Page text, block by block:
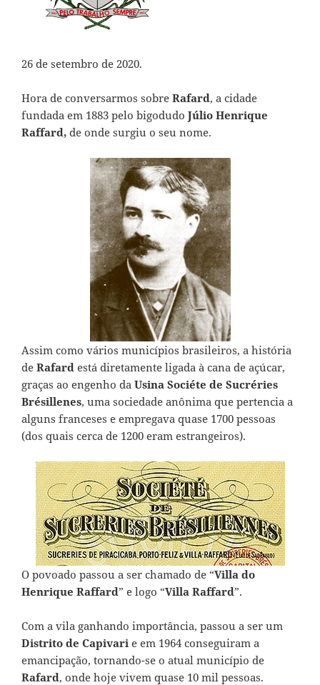
26 de setembro de 2020.
Hora de conversarmos sobre Rafard, a cidade
fundada em 1883 pelo bigodudo Júlio Henrique
Raffard, de onde surgiu o seu nome.
Assim como vários municípios brasileiros, a história
de Rafard está diretamente ligada à cana de açúcar,
graças ao engenho da Usina Sociéte de Sucréries
Brésillenes, uma sociedade anônima que pertencia a
alguns franceses e empregava quase 1700 pessoas
(dos quais cerca de 1200 eram estrangeiros).
O povoado passou a ser chamado de “Villa do
Henrique Raffard” e logo “Villa Raffard”.
Com a vila ganhando importância, passou a ser um
Distrito de Capivari e em 1964 conseguiram a
emancipação, tornando-se o atual município de
Rafard, onde hoje vivem quase 10 mil pessoas.